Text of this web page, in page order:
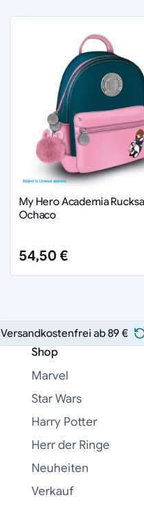
My Hero Academia
Ochaco
54,50 €
Versandkostenfrei ab 89 €
Shop
Marvel
Star Wars
Harry Potter
Herr der Ringe
Neuheiten
Verkauf